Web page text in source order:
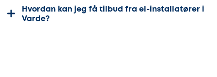
Hvordan kan jeg få tilbud fra el-installatører i
Varde?